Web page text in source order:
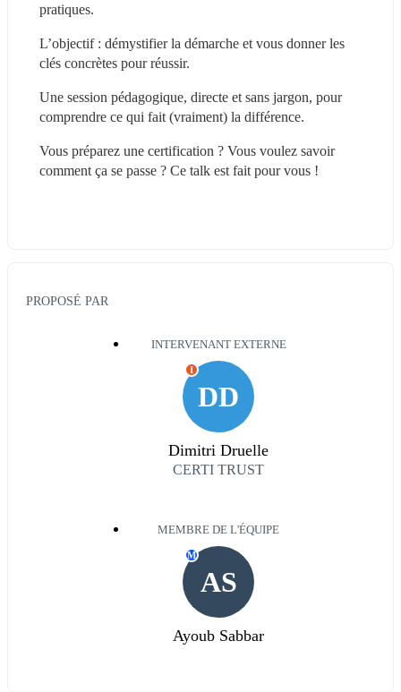
pratiques.
L’objectif : démystifier la démarche et vous donner les
clés concrètes pour réussir.
Une session pédagogique, directe et sans jargon, pour
comprendre ce qui fait (vraiment) la différence.
Vous préparez une certification ? Vous voulez savoir
comment ça se passe ? Ce talk est fait pour vous !
PROPOSÉ PAR
INTERVENANT EXTERNE
DD
I
Dimitri Druelle
CERTI TRUST
MEMBRE DE L'ÉQUIPE
AS
M
Ayoub Sabbar